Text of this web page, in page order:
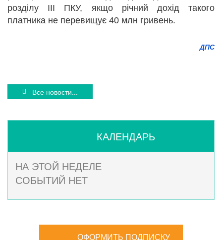
розділу ІІІ ПКУ, якщо річний дохід такого
платника не перевищує 40 млн гривень.
ДПС
Все новости...
КАЛЕНДАРЬ
НА ЭТОЙ НЕДЕЛЕ
СОБЫТИЙ НЕТ
ОФОРМИТЬ ПОДПИСКУ